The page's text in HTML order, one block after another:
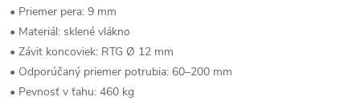
• Priemer pera: 9 mm
• Materiál: sklené vlákno
• Závit koncoviek: RTG Ø 12 mm
• Odporúčaný priemer potrubia: 60–200 mm
• Pevnosť v ťahu: 460 kg